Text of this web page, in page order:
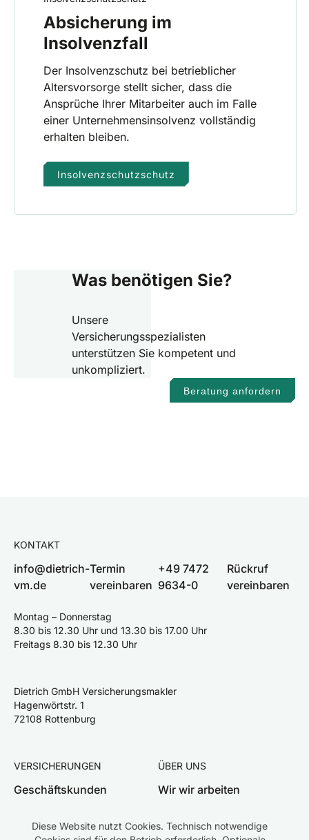
Absicherung im
Insolvenzfall
Der Insolvenzschutz bei betrieblicher
Altersvorsorge stellt sicher, dass die
Ansprüche Ihrer Mitarbeiter auch im Falle
einer Unternehmensinsolvenz vollständig
erhalten bleiben.
Insolvenzschutzschutz
Was benötigen Sie?
Unsere
Versicherungsspezialisten
unterstützen Sie kompetent und
unkompliziert.
Beratung anfordern
KONTAKT
info@dietrich-
vm.de
Termin
vereinbaren
+49 7472
9634-0
Rückruf
vereinbaren
Montag – Donnerstag
8.30 bis 12.30 Uhr und 13.30 bis 17.00 Uhr
Freitags 8.30 bis 12.30 Uhr
Dietrich GmbH Versicherungsmakler
Hagenwörtstr. 1
72108 Rottenburg
VERSICHERUNGEN
Geschäftskunden
ÜBER UNS
Wir wir arbeiten
Diese Website nutzt Cookies. Technisch notwendige